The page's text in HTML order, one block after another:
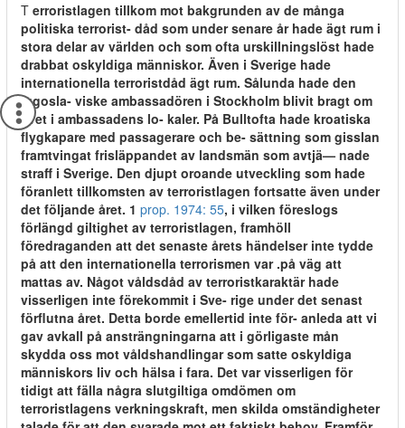
T erroristlagen tillkom mot bakgrunden av de många
politiska terrorist- dåd som under senare år hade ägt rum i
stora delar av världen och som ofta urskillningslöst hade
drabbat oskyldiga människor. Även i Sverige hade
internationella terroristdåd ägt rum. Sålunda hade den
jugosla- viske ambassadören i Stockholm blivit bragt om
livet i ambassadens lo- kaler. På Bulltofta hade kroatiska
flygkapare med passagerare och be- sättning som gisslan
framtvingat frisläppandet av landsmän som avtjä— nade
straff i Sverige. Den djupt oroande utveckling som hade
föranlett tillkomsten av terroristlagen fortsatte även under
det följande året. 1 prop. 1974: 55, i vilken föreslogs
förlängd giltighet av terroristlagen, framhöll
föredraganden att det senaste årets händelser inte tydde
på att den internationella terrorismen var .på väg att
mattas av. Något våldsdåd av terroristkaraktär hade
visserligen inte förekommit i Sve- rige under det senast
förflutna året. Detta borde emellertid inte för- anleda att vi
gav avkall på ansträngningarna att i görligaste mån
skydda oss mot våldshandlingar som satte oskyldiga
människors liv och hälsa i fara. Det var visserligen för
tidigt att fälla några slutgiltiga omdömen om
terroristlagens verkningskraft, men skilda omständigheter